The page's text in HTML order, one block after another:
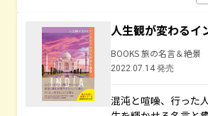
人生観が変わるイ
BOOKS 旅の名言＆絶景
2022.07.14 発売
混沌と喧噪、行った